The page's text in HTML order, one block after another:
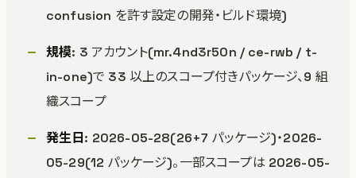
confusion を許す設定の開発・ビルド環境)
規模: 3 アカウント(mr.4nd3r50n / ce-rwb / t-
in-one)で 33 以上のスコープ付きパッケージ、9 組
織スコープ
発生日 : 2026-05-28(26+7 パッケージ)・2026-
05-29(12 パッケージ)。一部スコープは 2026-05-